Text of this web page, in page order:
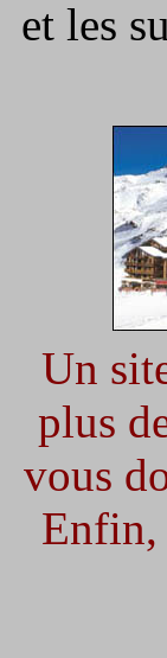
et les
Un
plus
vous
Enfin,